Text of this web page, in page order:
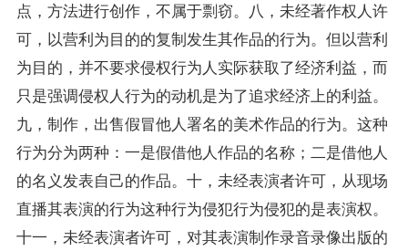
点，方法进行创作，不属于剽窃。八，未经著作权人许
可，以营利为目的的复制发生其作品的行为。但以营利
为目的，并不要求侵权行为人实际获取了经济利益，而
只是强调侵权人行为的动机是为了追求经济上的利益。
九，制作，出售假冒他人署名的美术作品的行为。这种
行为分为两种：一是假借他人作品的名称；二是借他人
的名义发表自己的作品。十，未经表演者许可，从现场
直播其表演的行为这种行为侵犯行为侵犯的是表演权。
十一，未经表演者许可，对其表演制作录音录像出版的